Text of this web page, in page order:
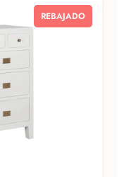
REBAJADO